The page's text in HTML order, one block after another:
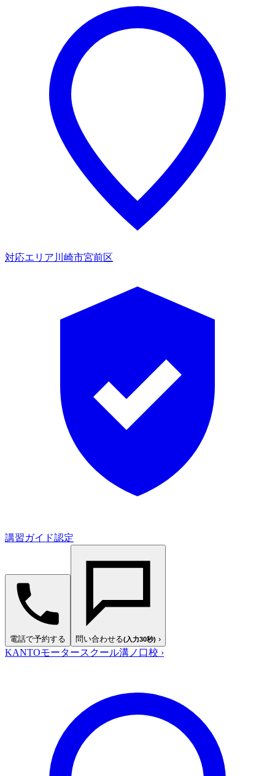
対応エリア 川崎市宮前区
講習ガイド認定
電話で予約する 問い合わせる(入力30秒) ›
KANTOモータースクール溝ノ口校 ›